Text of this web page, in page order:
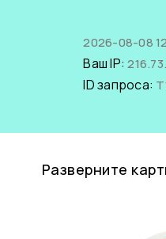
2026-08-08
Ваш IP:
ID запроса:
Разверните